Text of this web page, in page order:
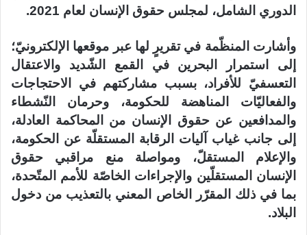
الدوري الشامل، لمجلس حقوق الإنسان لعام 2021.
وأشارت المنظّمة في تقريرٍ لها عبر موقعها الإلكترونيّ؛
إلى استمرار البحرين في القمع الشّديد والاعتقال
التعسفيّ للأفراد، بسبب مشاركتهم في الاحتجاجات
والفعاليّات المناهضة للحكومة، وحرمان النّشطاء
والمدافعين عن حقوق الإنسان من المحاكمة العادلة،
إلى جانب غياب آليات الرقابة المستقلّة عن الحكومة،
والإعلام المستقلّ، ومواصلة منع مراقبي حقوق
الإنسان المستقلّين والإجراءات الخاصّة للأمم المتّحدة،
بما في ذلك المقرّر الخاص المعني بالتعذيب من دخول
البلاد.